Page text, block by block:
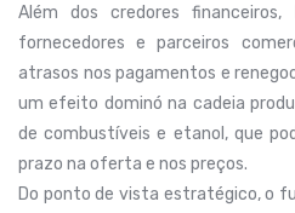
Além dos credores
fornecedores e parceiros
atrasos nos pagamentos e
um efeito dominó na cadeia
de combustíveis e etanol, que
prazo na oferta e nos preços.
Do ponto de vista estratégico, o